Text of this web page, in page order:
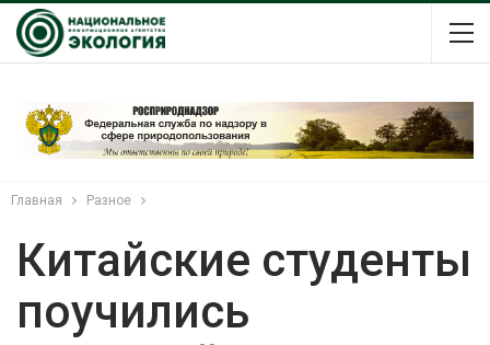
Главная Разное
Китайские студенты
поучились